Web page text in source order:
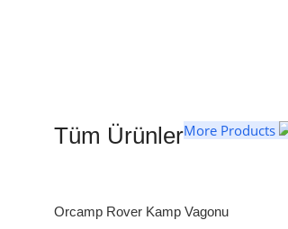
Tüm ÜrünlerMore Products
Orcamp Rover Kamp Vagonu